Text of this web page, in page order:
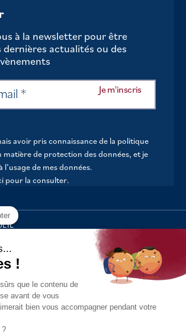
à la newsletter pour être
dernières actualités ou des
avoir pris connaissance de la politique
matière de protection des données, et je
l’usage de mes données.
pour la consulter.
LA VIE
!
que le contenu de
avant de vous
bien vous accompagner pendant votre
?